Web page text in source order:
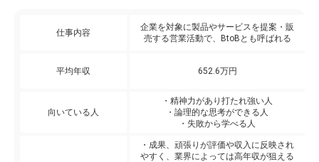
仕事内容
企業を対象に製品やサービスを提案・販
売する営業活動で、BtoBとも呼ばれる
平均年収 652.6万円
向いている人
・精神力があり打たれ強い人
・論理的な思考ができる人
・失敗から学べる人
・成果、頑張りが評価や収入に反映され
やすく、業界によっては高年収が狙える